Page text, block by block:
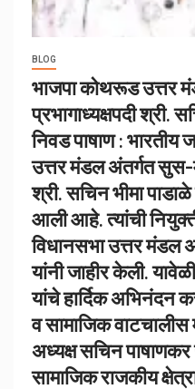
BLOG
भाजपा कोथरूड उत्तर
प्रभागाध्यक्षपदी श्री.
निवड पाषाण : भारतीय
उत्तर मंडल अंतर्गत सुस-
श्री. सचिन भीमा
आली आहे. त्यांची
विधानसभा उत्तर मंडल
यांनी जाहीर केली.
यांचे हार्दिक अभिनंदन
व सामाजिक वाटचालीस
अध्यक्ष सचिन पाषाणकर
सामाजिक राजकीय